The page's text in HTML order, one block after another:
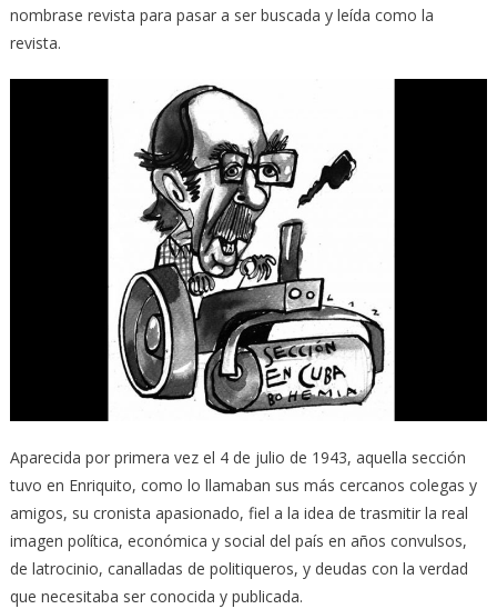
nombrase revista para pasar a ser buscada y leída como la
revista.
Aparecida por primera vez el 4 de julio de 1943, aquella sección
tuvo en Enriquito, como lo llamaban sus más cercanos colegas y
amigos, su cronista apasionado, fiel a la idea de trasmitir la real
imagen política, económica y social del país en años convulsos,
de latrocinio, canalladas de politiqueros, y deudas con la verdad
que necesitaba ser conocida y publicada.